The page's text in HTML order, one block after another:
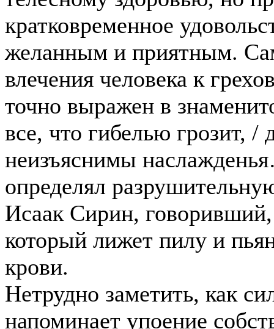
кратковременное
желанным и приятным.
влечения человека к
точно выражен в
все, что гибелью грозит, /
неизъяснимы
определял
Исаак Сирин,
который лижет пилу и
крови.
Нетрудно заметить, как
напоминает упоение